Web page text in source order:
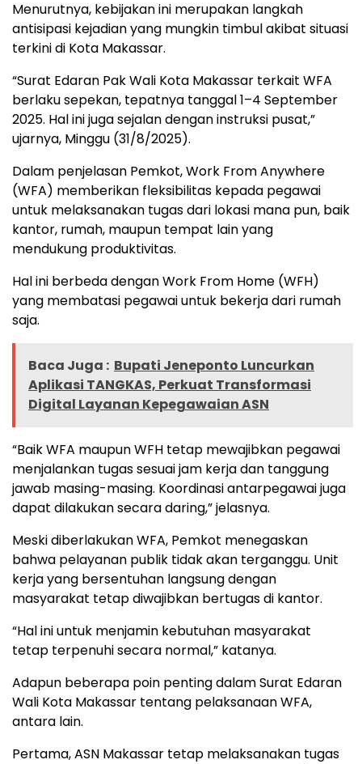
Menurutnya, kebijakan ini merupakan langkah
antisipasi kejadian yang mungkin timbul akibat situasi
terkini di Kota Makassar.
“Surat Edaran Pak Wali Kota Makassar terkait WFA
berlaku sepekan, tepatnya tanggal 1–4 September
2025. Hal ini juga sejalan dengan instruksi pusat,”
ujarnya, Minggu (31/8/2025).
Dalam penjelasan Pemkot, Work From Anywhere
(WFA) memberikan fleksibilitas kepada pegawai
untuk melaksanakan tugas dari lokasi mana pun, baik
kantor, rumah, maupun tempat lain yang
mendukung produktivitas.
Hal ini berbeda dengan Work From Home (WFH)
yang membatasi pegawai untuk bekerja dari rumah
saja.
Baca Juga : Bupati Jeneponto Luncurkan
Aplikasi TANGKAS, Perkuat Transformasi
Digital Layanan Kepegawaian ASN
“Baik WFA maupun WFH tetap mewajibkan pegawai
menjalankan tugas sesuai jam kerja dan tanggung
jawab masing-masing. Koordinasi antarpegawai juga
dapat dilakukan secara daring,” jelasnya.
Meski diberlakukan WFA, Pemkot menegaskan
bahwa pelayanan publik tidak akan terganggu. Unit
kerja yang bersentuhan langsung dengan
masyarakat tetap diwajibkan bertugas di kantor.
“Hal ini untuk menjamin kebutuhan masyarakat
tetap terpenuhi secara normal,” katanya.
Adapun beberapa poin penting dalam Surat Edaran
Wali Kota Makassar tentang pelaksanaan WFA,
antara lain.
Pertama, ASN Makassar tetap melaksanakan tugas